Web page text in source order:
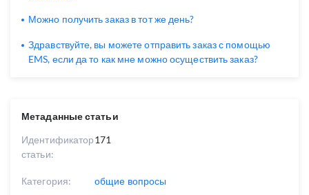
Метаданные статьи
Идентификатор
статьи:
171
Категория: общие вопросы
Можно получить заказ в тот же день?
Здравствуйте, вы можете отправить заказ с помощью
EMS, если да то как мне можно осуществить заказ?